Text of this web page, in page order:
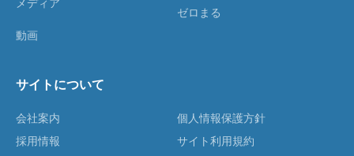
メディア
動画
ゼロまる
サイトについて
会社案内
採用情報
個人情報保護方針
サイト利用規約